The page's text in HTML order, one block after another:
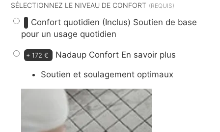
SÉLECTIONNEZ LE NIVEAU DE CONFORT
Confort quotidien (Inclus) Soutien de base
pour un usage quotidien
+172 € Nadaup Confort En savoir plus
Soutien et soulagement optimaux